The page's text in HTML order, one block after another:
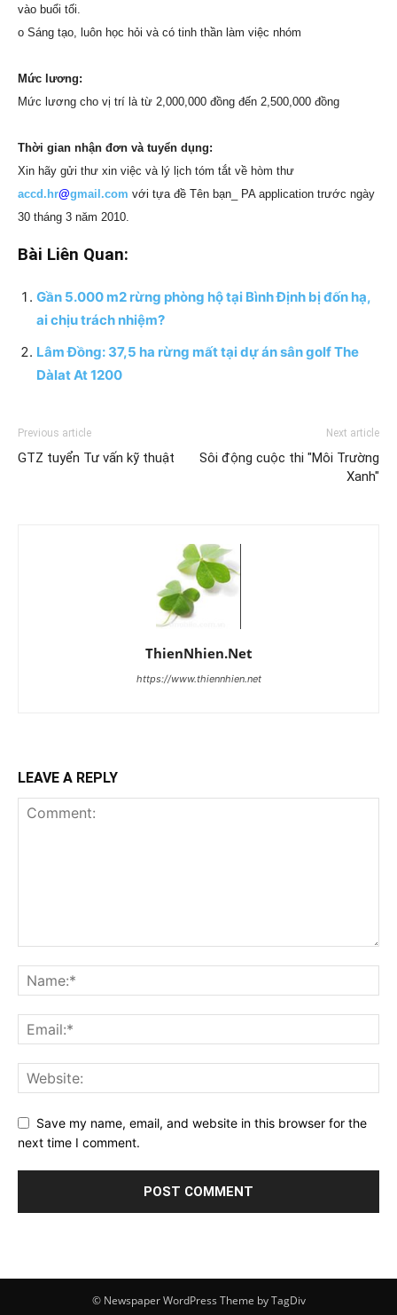
vào buổi tối.
o Sáng tạo, luôn học hỏi và có tinh thần làm việc nhóm
Mức lương:
Mức lương cho vị trí là từ 2,000,000 đồng đến 2,500,000 đồng
Thời gian nhận đơn và tuyển dụng:
Xin hãy gửi thư xin việc và lý lịch tóm tắt về hòm thư
accd.hr@gmail.com với tựa đề Tên bạn_ PA application trước ngày
30 tháng 3 năm 2010.
Bài Liên Quan:
Gần 5.000 m2 rừng phòng hộ tại Bình Định bị đốn hạ,
ai chịu trách nhiệm?
Lâm Đồng: 37,5 ha rừng mất tại dự án sân golf The
Dàlat At 1200
Previous article
GTZ tuyển Tư vấn kỹ thuật
Next article
Sôi động cuộc thi "Môi Trường
Xanh"
ThienNhien.Net
https://www.thiennhien.net
LEAVE A REPLY
Save my name, email, and website in this browser for the
next time I comment.
© Newspaper WordPress Theme by TagDiv